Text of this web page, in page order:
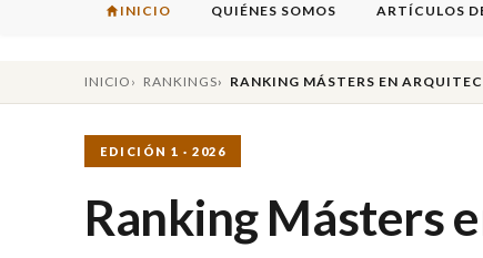
INICIO QUIÉNES SOMOS ARTÍCULOS
INICIO RANKINGS RANKING MÁSTERS EN
EDICIÓN 1 · 2026
Ranking Másters